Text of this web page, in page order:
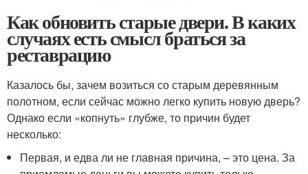
Как обновить старые двери. В каких
случаях есть смысл браться за
реставрацию
Казалось бы, зачем возиться со старым деревянным
полотном, если сейчас можно легко купить новую дверь?
Однако если «копнуть» глубже, то причин будет
несколько:
Первая, и едва ли не главная причина, – это цена. За